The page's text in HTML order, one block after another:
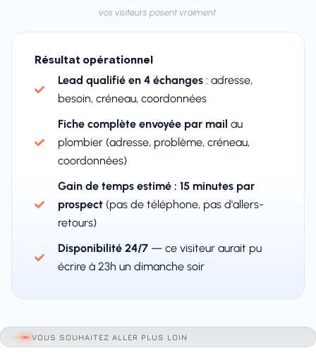
vos visiteurs posent vraiment.
Résultat opérationnel
Lead qualifié en 4 échanges: adresse,
besoin, créneau, coordonnées
Fiche complète envoyée par mail au
plombier (adresse, problème, créneau,
coordonnées)
Gain de temps estimé : 15 minutes par
prospect(pas de téléphone, pas d'allers-
retours)
Disponibilité 24/7— ce visiteur aurait pu
écrire à 23h un dimanche soir
VOUS SOUHAITEZ ALLER PLUS LOIN